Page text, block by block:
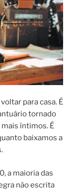
para casa. É
tornado
íntimos. É
baixamos a
a maioria das
não escrita